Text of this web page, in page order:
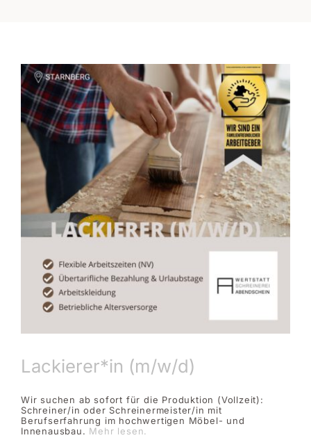
Lackierer*in (m/w/d)
Wir suchen ab sofort für die Produktion (Vollzeit):
Schreiner/in oder Schreinermeister/in mit
Berufserfahrung im hochwertigen Möbel- und
Innenausbau. Mehr lesen.